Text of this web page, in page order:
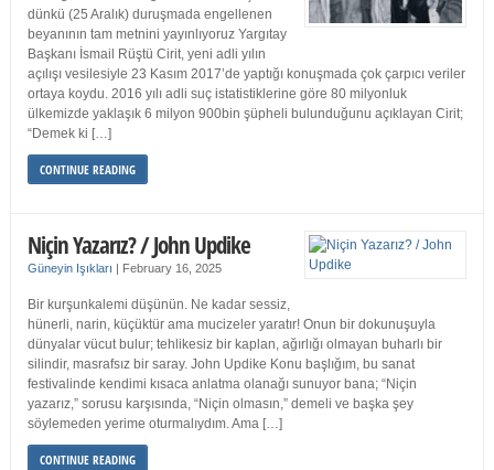
dünkü (25 Aralık) duruşmada engellenen
beyanının tam metnini yayınlıyoruz Yargıtay
Başkanı İsmail Rüştü Cirit, yeni adli yılın
açılışı vesilesiyle 23 Kasım 2017’de yaptığı konuşmada çok çarpıcı veriler
ortaya koydu. 2016 yılı adli suç istatistiklerine göre 80 milyonluk
ülkemizde yaklaşık 6 milyon 900bin şüpheli bulunduğunu açıklayan Cirit;
“Demek ki […]
CONTINUE READING
Niçin Yazarız? / John Updike
Güneyin Işıkları | February 16, 2025
Bir kurşunkalemi düşünün. Ne kadar sessiz,
hünerli, narin, küçüktür ama mucizeler yaratır! Onun bir dokunuşuyla
dünyalar vücut bulur; tehlikesiz bir kaplan, ağırlığı olmayan buharlı bir
silindir, masrafsız bir saray. John Updike Konu başlığım, bu sanat
festivalinde kendimi kısaca anlatma olanağı sunuyor bana; “Niçin
yazarız,” sorusu karşısında, “Niçin olmasın,” demeli ve başka şey
söylemeden yerime oturmalıydım. Ama […]
CONTINUE READING